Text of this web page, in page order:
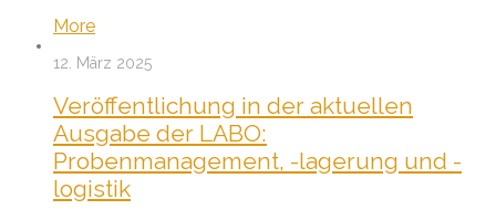
More
12. März 2025
Veröffentlichung in der aktuellen
Ausgabe der LABO:
Probenmanagement, -lagerung und -
logistik